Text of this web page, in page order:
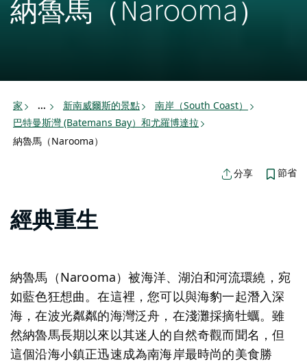
納魯馬（Narooma）
家 ... 新南威爾斯的景點
南岸（South Coast）
巴特曼斯灣 (Batemans Bay）和尤羅博達拉
納魯馬（Narooma）
分享 節省
經典重生
納魯馬（Narooma）被海洋、湖泊和河流環繞，宛
如藍色狂想曲。在這裡，您可以與海豹一起潛入深
海，在波光粼粼的海灣泛舟，在淺灘採摘牡蠣。雖
然納魯馬長期以來以其迷人的自然奇觀而聞名，但
這個沿海小鎮正迅速成為南海岸最時尚的美食勝